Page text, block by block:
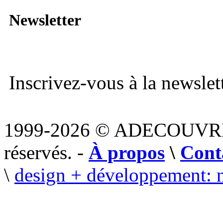
Newsletter
Inscrivez-vous à la
1999-2026 ©
réservés. - À propos \
\ design + développement: